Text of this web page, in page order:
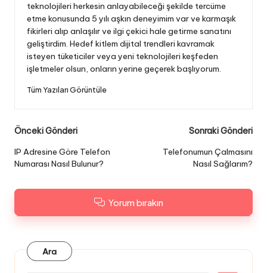
teknolojileri herkesin anlayabileceği şekilde tercüme
etme konusunda 5 yılı aşkın deneyimim var ve karmaşık
fikirleri alıp anlaşılır ve ilgi çekici hale getirme sanatını
geliştirdim. Hedef kitlem dijital trendleri kavramak
isteyen tüketiciler veya yeni teknolojileri keşfeden
işletmeler olsun, onların yerine geçerek başlıyorum.
Tüm Yazıları Görüntüle
Gönderi
dolaşımı
Önceki Gönderi
IP Adresine Göre Telefon
Numarası Nasıl Bulunur?
Sonraki Gönderi
Telefonumun Çalmasını
Nasıl Sağlarım?
Yorum bırakın
Ara